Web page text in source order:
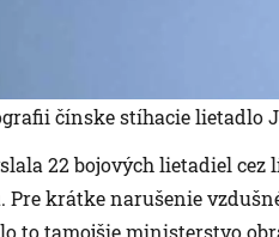
čínske stíhacie lietadlo
22 bojových lietadiel
Pre krátke narušenie
to tamojšie ministerstvo